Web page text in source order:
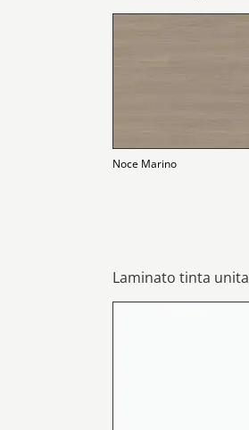
Noce Marino
Laminato tinta unita